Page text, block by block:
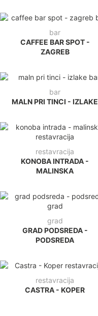
bar
CAFFEE BAR SPOT -
ZAGREB
bar
MALN PRI TINCI - IZLAKE
restavracija
KONOBA INTRADA -
MALINSKA
grad
GRAD PODSREDA -
PODSREDA
restavracija
CASTRA - KOPER